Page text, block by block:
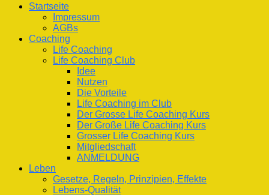
Life Coaching Club
Für Deine Lebenskompetenz
Startseite
Impressum
AGBs
Coaching
Life Coaching
Life Coaching Club
Idee
Nutzen
Die Vorteile
Life Coaching im Club
Der Grosse Life Coaching Kurs
Der Große Life Coaching Kurs
Grosser Life Coaching Kurs
Mitgliedschaft
ANMELDUNG
Leben
Gesetze, Regeln, Prinzipien, Effekte
Lebens-Qualität